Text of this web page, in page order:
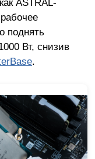
поднять
Вт, снизив
.